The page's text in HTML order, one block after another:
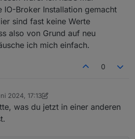
IO-Broker Installation gemacht
sind fast keine Werte
also von Grund auf neu
ich mich einfach.
0
2024, 17:13
MCU
was du jetzt in einer anderen